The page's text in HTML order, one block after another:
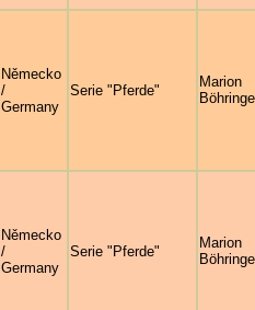
Německo
/
Germany
Serie "Pferde"
Marion
Německo
/
Germany
Serie "Pferde"
Marion